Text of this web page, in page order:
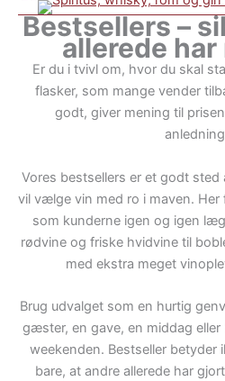
Bestsellers –
allerede
Er du i tvivl om, hvor du skal
flasker, som mange vender
godt, giver mening til
Vores bestsellers er et godt
vil vælge vin med ro i maven.
som kunderne igen og igen
rødvine og friske hvidvine til
med ekstra meget
Brug udvalget som en hurtig
gæster, en gave, en middag
weekenden. Bestseller betyder
bare, at andre allerede har